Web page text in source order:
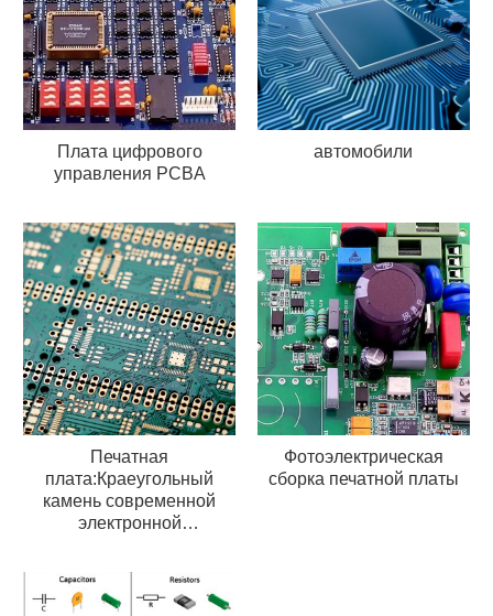
Плата цифрового
управления PCBA
автомобили
Печатная
плата:Краеугольный
камень современной
электронной
Фотоэлектрическая
сборка печатной платы